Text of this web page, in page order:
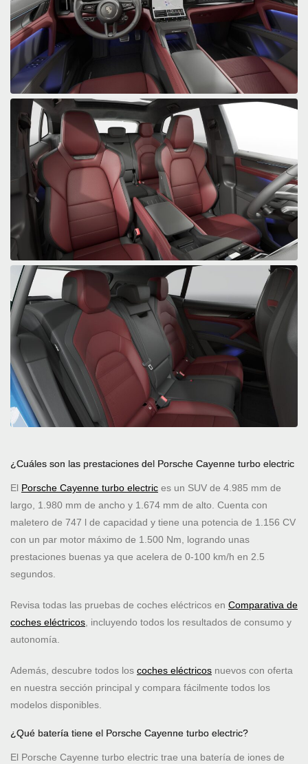
¿Cuáles son las prestaciones del Porsche Cayenne turbo electric
El Porsche Cayenne turbo electric es un SUV de 4.985 mm de
largo, 1.980 mm de ancho y 1.674 mm de alto. Cuenta con
maletero de 747 l de capacidad y tiene una potencia de 1.156 CV
con un par motor máximo de 1.500 Nm, logrando unas
prestaciones buenas ya que acelera de 0-100 km/h en 2.5
segundos.
Revisa todas las pruebas de coches eléctricos en Comparativa de
coches eléctricos, incluyendo todos los resultados de consumo y
autonomía.
Además, descubre todos los coches eléctricos nuevos con oferta
en nuestra sección principal y compara fácilmente todos los
modelos disponibles.
¿Qué batería tiene el Porsche Cayenne turbo electric?
El Porsche Cayenne turbo electric trae una batería de iones de